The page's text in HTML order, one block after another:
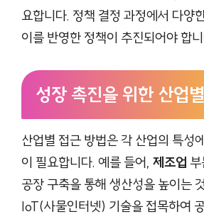
요합니다. 정책 결정 과정에서 다양
이를 반영한 정책이 추진되어야 합
성장 촉진을 위한 산업
산업별 접근 방법은 각 산업의 특성
이 필요합니다. 예를 들어, 제조업
공장 구축을 통해 생산성을 높이는
IoT(사물인터넷) 기술을 접목하여